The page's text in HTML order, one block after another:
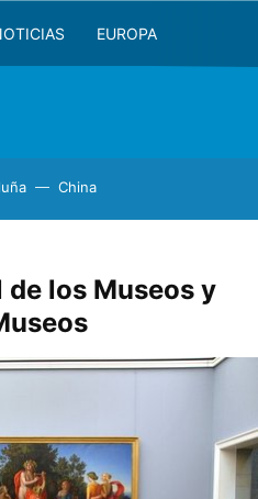
EUROPA
China
los Museos y